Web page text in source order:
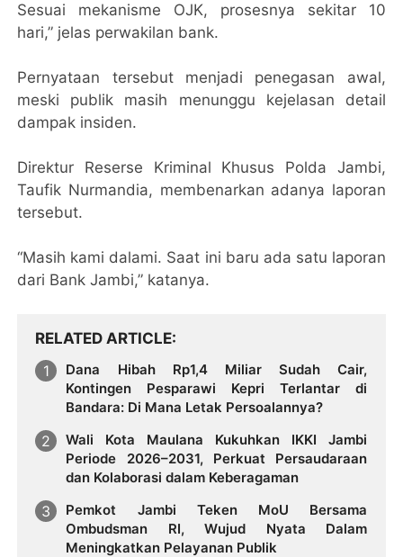
Sesuai mekanisme OJK, prosesnya sekitar 10
hari,” jelas perwakilan bank.
Pernyataan tersebut menjadi penegasan awal,
meski publik masih menunggu kejelasan detail
dampak insiden.
Direktur Reserse Kriminal Khusus Polda Jambi,
Taufik Nurmandia, membenarkan adanya laporan
tersebut.
“Masih kami dalami. Saat ini baru ada satu laporan
dari Bank Jambi,” katanya.
RELATED ARTICLE
Dana Hibah Rp1,4 Miliar Sudah Cair,
Kontingen Pesparawi Kepri Terlantar di
Bandara: Di Mana Letak Persoalannya?
Wali Kota Maulana Kukuhkan IKKI Jambi
Periode 2026–2031, Perkuat Persaudaraan
dan Kolaborasi dalam Keberagaman
Pemkot Jambi Teken MoU Bersama
Ombudsman RI, Wujud Nyata Dalam
Meningkatkan Pelayanan Publik